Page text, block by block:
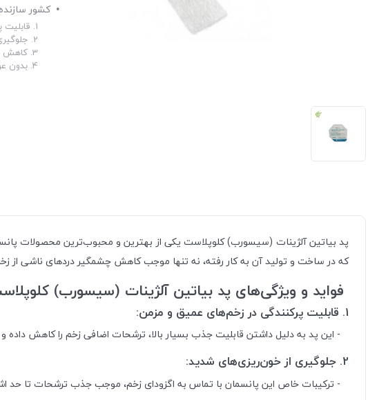
کشور
1. قابلیت پرکنندگی در زخم‌های عمیق و مزمن
2. جلوگیری از خون‌ریزی‌های شدید
3. کاهش بوی بد و عفونت‌های زخم
4. بدون عوارض جانبی
پد بیاتین آلژینات (سیسورب) کلوپلاست یکی از بهترین و محبوب‌ترین محصولات
که در ساخت و تولید آن به کار رفته، نه تنها موجب کاهش چشمگیر دردهای ناشی از
فواید و ویژگی‌های پد بیاتین آلژینات (سیسورب)
1. قابلیت پرکنندگی در زخم‌های عمیق و مزمن:
- این پد به دلیل داشتن قابلیت جذب بسیار بالا، ترشحات اضافی زخم را کاهش
2. جلوگیری از خون‌ریزی‌های شدید:
- ترکیبات خاص این پانسمان با تماس به اگزودای زخم، موجب جذب ترشحات تا